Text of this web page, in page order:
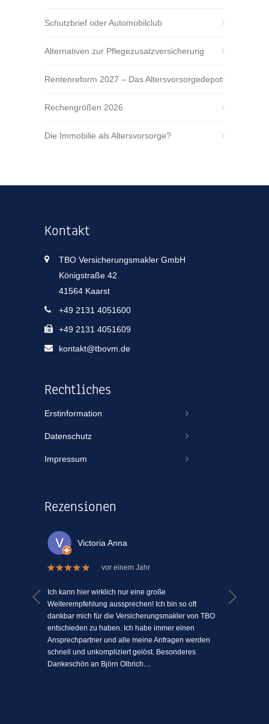
Schutzbrief oder Automobilclub
Alternativen zur Pflegezusatzversicherung
Rentenreform 2027 – Das Altersvorsorgedepot
Rechengrößen 2026
Die Immobilie als Altersvorsorge?
Kontakt
TBO Versicherungsmakler GmbH
Königstraße 42
41564 Kaarst
+49 2131 4051600
+49 2131 4051609
kontakt@tbovm.de
Rechtliches
Erstinformation
Datenschutz
Impressum
Rezensionen
Victoria Anna
vor einem Jahr
Ich kann hier wirklich nur eine große
Weiterempfehlung aussprechen! Ich bin so oft
dankbar mich für die Versicherungsmakler von TBO
entschieden zu haben. Ich habe immer einen
Ansprechpartner und alle meine Anfragen werden
schnell und unkompliziert gelöst. Besonderes
Dankeschön an Björn Olbrich....